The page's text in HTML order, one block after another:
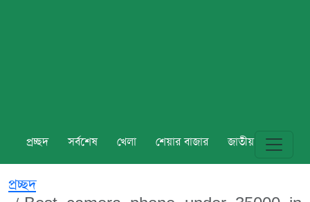
প্রচ্ছদ সর্বশেষ খেলা শেয়ার বাজার জাতীয় বিশ্ব
প্রচ্ছদ